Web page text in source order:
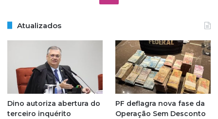
t
a
g
r
Atualizados
Dino autoriza abertura do
terceiro inquérito
PF deflagra nova fase da
Operação Sem Desconto